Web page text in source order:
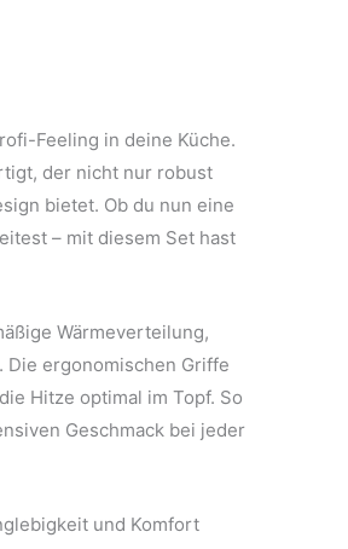
Feeling in deine Küche.
der nicht nur robust
bietet. Ob du nun eine
– mit diesem Set hast
Wärmeverteilung,
ergonomischen Griffe
Hitze optimal im Topf. So
Geschmack bei jeder
und Komfort